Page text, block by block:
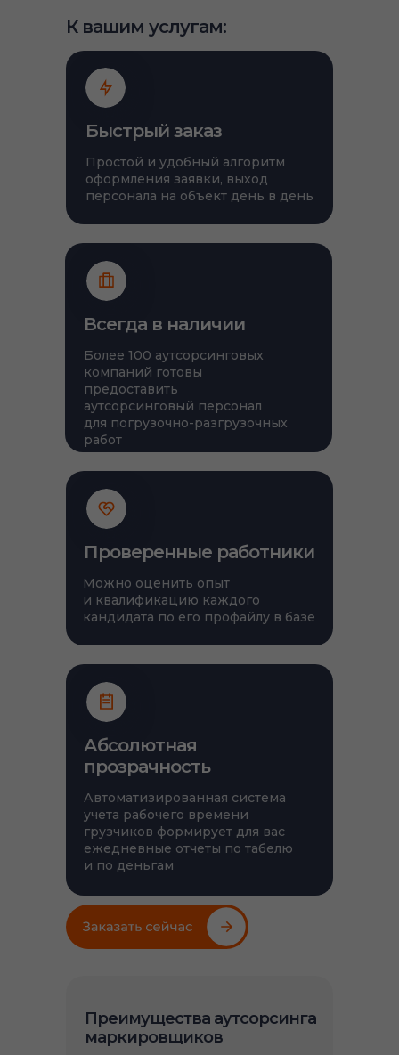
К вашим услугам:
Быстрый заказ
Простой и удобный алгоритм
оформления заявки, выход
персонала на объект день в день
Проверенные работники
Можно оценить опыт
и квалификацию каждого
кандидата по его профайлу в базе
Всегда в наличии
Более 100 аутсорсинговых
компаний готовы
предоставить
аутсорсинговый персонал
для погрузочно-разгрузочных
работ
Абсолютная
прозрачность
Автоматизированная система
учета рабочего времени
грузчиков формирует для вас
ежедневные отчеты по табелю
и по деньгам
Преимущества аутсорсинга
маркировщиков